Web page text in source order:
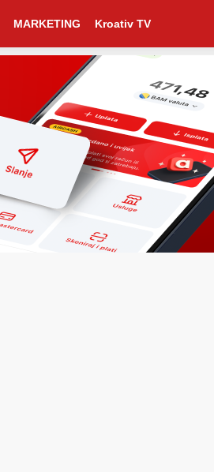
MARKETING Kroativ TV